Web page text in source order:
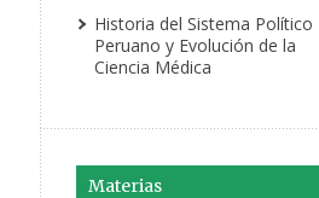
Historia del Sistema Político
Peruano y Evolución de la
Ciencia Médica
Materias